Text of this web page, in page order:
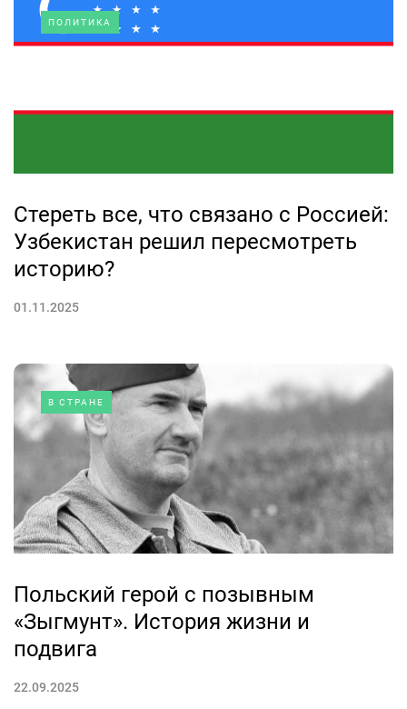
ПОЛИТИКА
Стереть все, что связано с Россией:
Узбекистан решил пересмотреть
историю?
01.11.2025
В СТРАНЕ
Польский герой с позывным
«Зыгмунт». История жизни и
подвига
22.09.2025